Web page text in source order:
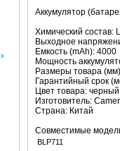
Аккумулятор
Химический состав:
Выходное
Емкость (mAh): 4000
Мощность
Размеры товара
Гарантийный срок
Цвет товара: черный
Изготовитель:
Страна: Китай
Совместимые
BLP711